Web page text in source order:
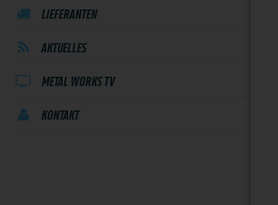
LIEFERANTEN
AKTUELLES
METAL WORKS TV
KONTAKT